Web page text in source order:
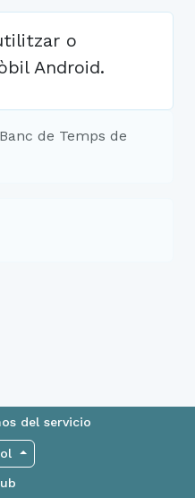
o
Android.
de Temps de
del servicio